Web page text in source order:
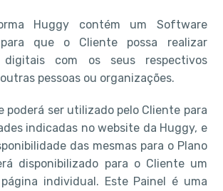
Huggy contém um Software
para que o Cliente possa realizar
digitais com os seus respectivos
pessoas ou organizações.
poderá ser utilizado pelo Cliente para
indicadas no website da Huggy, e
das mesmas para o Plano
disponibilizado para o Cliente um
individual. Este Painel é uma